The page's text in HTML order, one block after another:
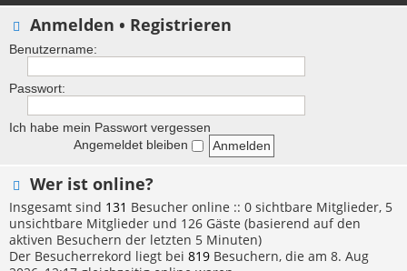
Anmelden • Registrieren
Benutzername:
Passwort:
Ich habe mein Passwort vergessen
Angemeldet bleiben
Wer ist online?
Insgesamt sind 131 Besucher online :: 0 sichtbare Mitglieder, 5
unsichtbare Mitglieder und 126 Gäste (basierend auf den
aktiven Besuchern der letzten 5 Minuten)
Der Besucherrekord liegt bei 819 Besuchern, die am 8. Aug